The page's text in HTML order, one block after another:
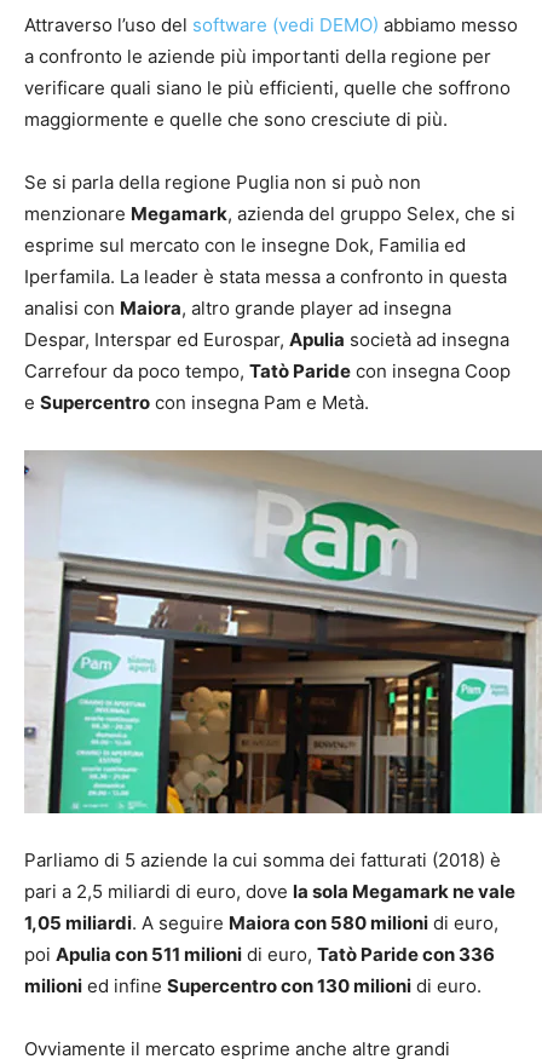
Attraverso l’uso del software (vedi DEMO) abbiamo messo
a confronto le aziende più importanti della regione per
verificare quali siano le più efficienti, quelle che soffrono
maggiormente e quelle che sono cresciute di più.
Se si parla della regione Puglia non si può non
menzionare Megamark, azienda del gruppo Selex, che si
esprime sul mercato con le insegne Dok, Familia ed
Iperfamila. La leader è stata messa a confronto in questa
analisi con Maiora, altro grande player ad insegna
Despar, Interspar ed Eurospar, Apulia società ad insegna
Carrefour da poco tempo, Tatò Paride con insegna Coop
e Supercentro con insegna Pam e Metà.
.
Parliamo di 5 aziende la cui somma dei fatturati (2018) è
pari a 2,5 miliardi di euro, dove la sola Megamark ne vale
1,05 miliardi. A seguire Maiora con 580 milioni di euro,
poi Apulia con 511 milioni di euro, Tatò Paride con 336
milioni ed infine Supercentro con 130 milioni di euro.
Ovviamente il mercato esprime anche altre grandi